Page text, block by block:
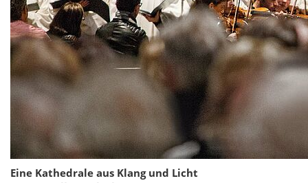
Eine Kathedrale aus Klang und Licht